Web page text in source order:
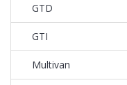
GTD
GTI
Multivan